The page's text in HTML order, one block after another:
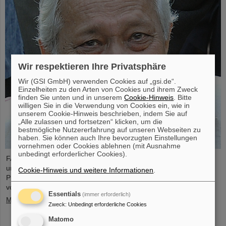
FAIR und GSI trauern um einen herausragenden Wissenschaftler
und einen der Wegbereiter für das FAIR-Projekt. Der indische
Physiker Bikash Sinha ist am 11. August im Alter von 78 Jahren
von uns gegangen.
Mehr »
Wir respektieren Ihre Privatsphäre
Wir (GSI GmbH) verwenden Cookies auf „gsi.de“.
Einzelheiten zu den Arten von Cookies und ihrem Zweck
finden Sie unten und in unseremCookie-Hinweis . Bitte
willigen Sie in die Verwendung von Cookies ein, wie in
unserem Cookie-Hinweis beschrieben, indem Sie auf
„Alle zulassen und fortsetzen“ klicken, um die
bestmögliche Nutzererfahrung auf unseren Webseiten zu
haben. Sie können auch Ihre bevorzugten Einstellungen
vornehmen oder Cookies ablehnen (mit Ausnahme
unbedingt erforderlicher Cookies).
Cookie-Hinweis und weitere Informationen
Essentials (immer erforderlich)
Zweck: Unbedingt erforderliche Cookies
Matomo